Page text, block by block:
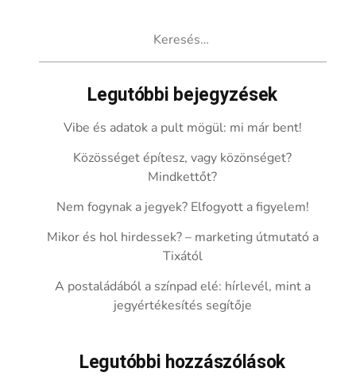
Legutóbbi bejegyzések
Vibe és adatok a pult mögül: mi már bent!
Közösséget építesz, vagy közönséget?
Mindkettőt?
Nem fogynak a jegyek? Elfogyott a figyelem!
Mikor és hol hirdessek? – marketing útmutató a
Tixától
A postaládából a színpad elé: hírlevél, mint a
jegyértékesítés segítője
Legutóbbi hozzászólások